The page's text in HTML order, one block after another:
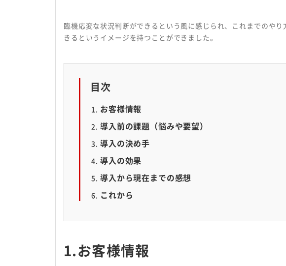
臨機応変な状況判断ができるという風に感じられ、これまでのや
きるというイメージを持つことができました。
目次
お客様情報
導入前の課題（悩みや要望）
導入の決め手
導入の効果
導入から現在までの感想
これから
1.お客様情報